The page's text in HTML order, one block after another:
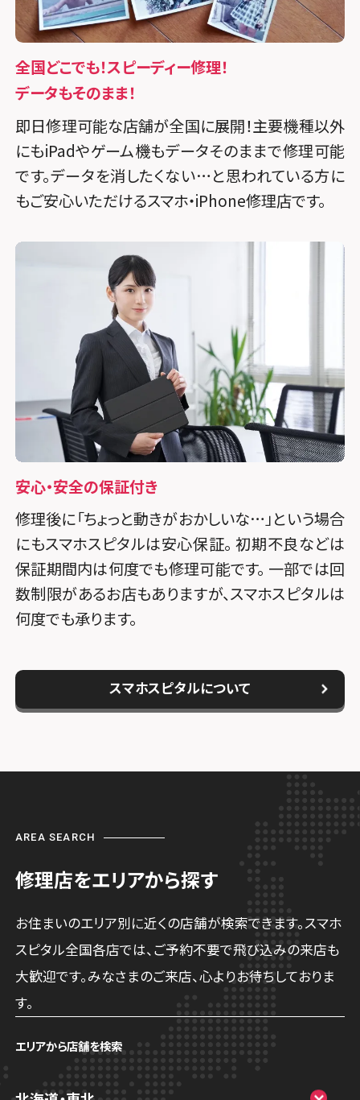
全国どこでも！スピーディー修理！
データもそのまま！
即日修理可能な店舗が全国に展開！主要機種以外
にもiPadやゲーム機もデータそのままで修理可能
です。データを消したくない…と思われている方に
もご安心いただけるスマホ・iPhone修理店です。
安心・安全の保証付き
修理後に「ちょっと動きがおかしいな…」という場合
にもスマホスピタルは安心保証。 初期不良などは
保証期間内は何度でも修理可能です。 一部では回
数制限があるお店もありますが、スマホスピタルは
何度でも承ります。
スマホスピタルについて
AREA SEARCH
修理店をエリアから探す
お住まいのエリア別に近くの店舗が検索できます。スマホ
スピタル全国各店では、ご予約不要で飛び込みの来店も
大歓迎です。みなさまのご来店、心よりお待ちしておりま
す。
エリアから店舗を検索